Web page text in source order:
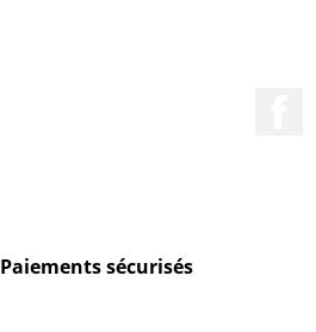
Paiements sécurisés